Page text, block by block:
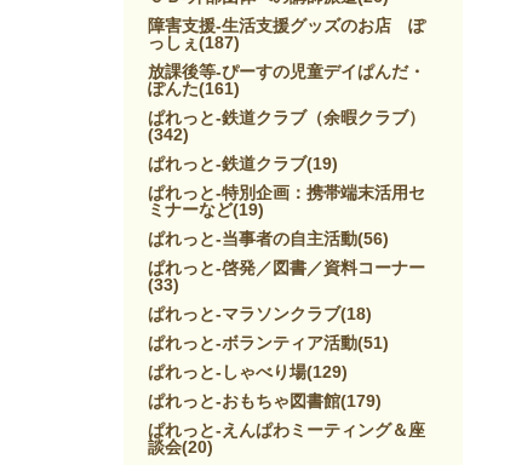
障害支援-生活支援グッズのお店 ぽ
っしぇ (187)
放課後等-ぴーすの児童デイぱんだ・
ぽんた(161)
ぱれっと-鉄道クラブ（余暇クラブ）
(342)
ぱれっと-鉄道クラブ(19)
ぱれっと-特別企画：携帯端末活用セ
ミナーなど(19)
ぱれっと-当事者の自主活動(56)
ぱれっと-啓発／図書／資料コーナー
(33)
ぱれっと-マラソンクラブ(18)
ぱれっと-ボランティア活動(51)
ぱれっと-しゃべり場(129)
ぱれっと-おもちゃ図書館(179)
ぱれっと-えんぱわミーティング＆座
談会(20)